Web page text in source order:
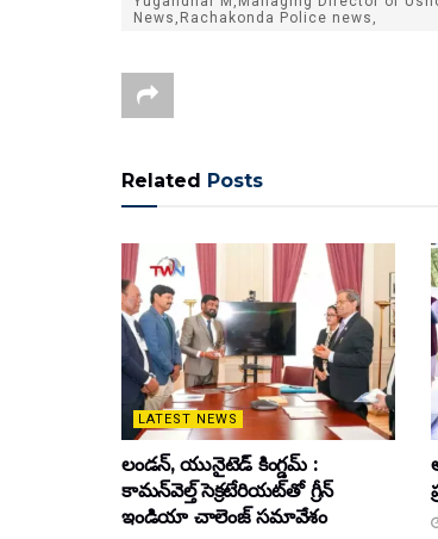
News,Rachakonda Police news,
Related Posts
LATEST NEWS
లండన్, యునైటెడ్ కింగ్డమ్ :
కామన్‌వెల్త్ సెక్రటేరియట్‌తో గ్రీన్
ఇండియా చాలెంజ్ సమావేశం